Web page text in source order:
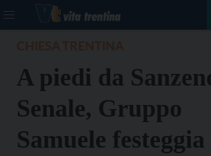
A piedi da
Senale, Gruppo
Samuele festeggia